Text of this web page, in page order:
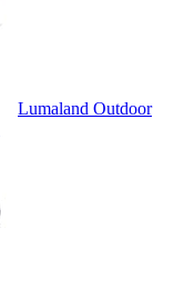
Lumaland Outdoor